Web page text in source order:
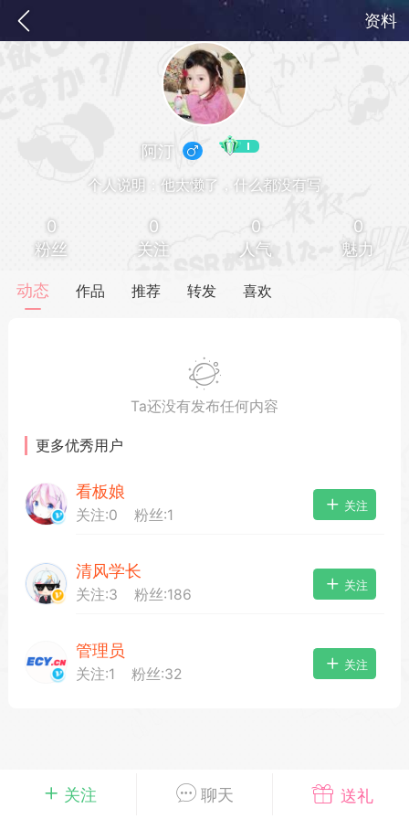
资料
短位靓号彰显与众不同
萌新报道
手绘画师 游戏中心
员
04-03 16:49
电脑端 公开内容
起开发属于大家的“二次元宇宙”
~为爱发电~持续更新~
关注 聊天 送礼
阿汀
个人说明：他太懒了，什么都没有写
0
粉丝
0
关注
0
人气
0
魅力
动态 作品 推荐 转发 喜欢
Ta还没有发布任何内容
更多优秀用户
看板娘
关注:0 粉丝:1
关注
清风学长
关注:3 粉丝:186
关注
管理员
关注:1 粉丝:32
关注